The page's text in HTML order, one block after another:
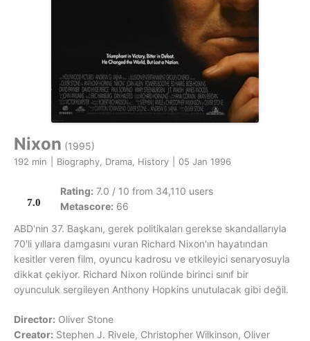
Nixon (1995)
192 min Biography, Drama, History 05 Jan 1996
7.0
Rating: 7.0 / 10 from 34,110 users
Metascore: 66
ABD'nin 37. Başkanı, gerek politikaları gerekse skandallarıyla
70'li yıllara damgasını vuran Richard Nixon'ın hayatından
kesitler veren film, oyuncu kadrosu ve etkileyici senaryosuyla
dikkat çekiyor. Richard Nixon rolünde birinci sınıf bir
oyunculuk sergileyen Anthony Hopkins unutulacak gibi değil.
Director: Oliver Stone
Creator: Stephen J. Rivele, Christopher Wilkinson, Oliver